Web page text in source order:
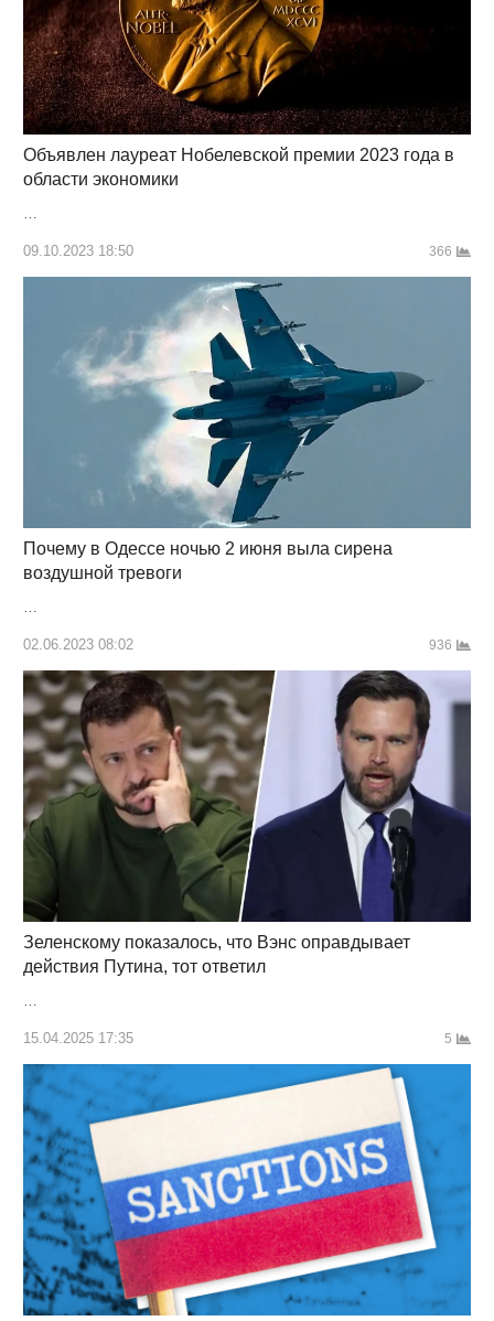
Объявлен лауреат Нобелевской премии 2023 года в
области экономики
09.10.2023 18:50 366
Почему в Одессе ночью 2 июня выла сирена
воздушной тревоги
02.06.2023 08:02 936
Зеленскому показалось, что Вэнс оправдывает
действия Путина, тот ответил
15.04.2025 17:35 5